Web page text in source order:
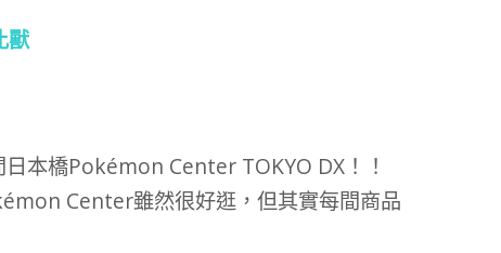
獸
本橋Pokémon Center TOKYO DX！！
Center雖然很好逛，但其實每間商品